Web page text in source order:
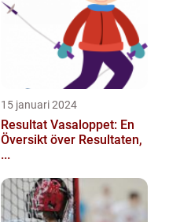
15 januari 2024
Resultat Vasaloppet: En
Översikt över Resultaten,
...